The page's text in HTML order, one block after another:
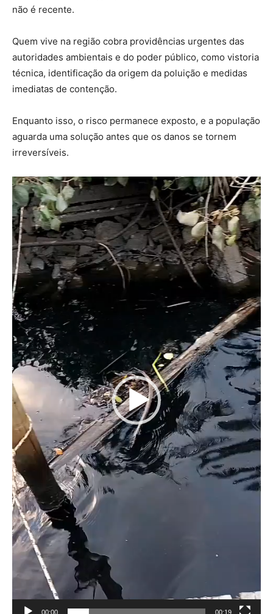
não é recente.
Quem vive na região cobra providências urgentes das
autoridades ambientais e do poder público, como vistoria
técnica, identificação da origem da poluição e medidas
imediatas de contenção.
Enquanto isso, o risco permanece exposto, e a população
aguarda uma solução antes que os danos se tornem
irreversíveis.
Tocador
de
vídeo
00:00 00:19